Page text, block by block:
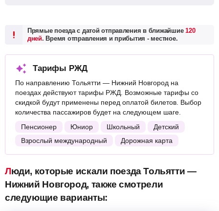
Прямые поезда с датой отправления в ближайшие120
дней. Время отправления и прибытия - местное.
Тарифы РЖД
По направлению Тольятти — Нижний Новгород на
поездах действуют тарифы РЖД. Возможные тарифы со
скидкой будут применены перед оплатой билетов. Выбор
количества пассажиров будет на следующем шаге.
Пенсионер
Юниор Школьный
Детский
Взрослый международный
Дорожная карта
Люди, которые искали поезда Тольятти —
Нижний Новгород, также смотрели
следующие варианты: